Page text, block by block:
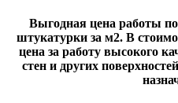
Выгодная цена работы
штукатурки за м2. В
цена за работу высокого
стен и других